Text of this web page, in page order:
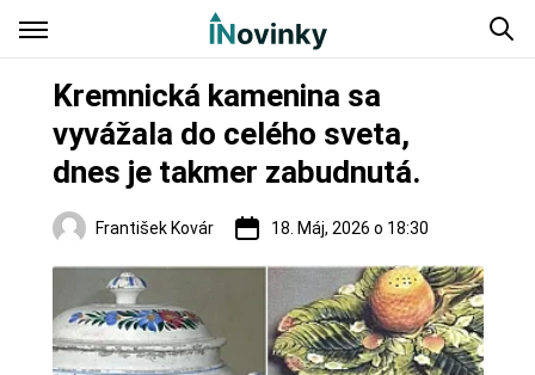
Kremnická kamenina sa
vyvážala do celého sveta,
dnes je takmer zabudnutá.
František Kovár 18. Máj, 2026 o 18:30
Regióny